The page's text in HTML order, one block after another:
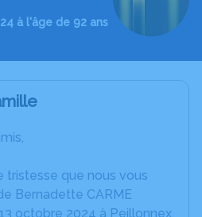
à l'âge de 92 ans
tristesse que nous vous
Bernadette CARME
octobre 2024 à Peillonnex.